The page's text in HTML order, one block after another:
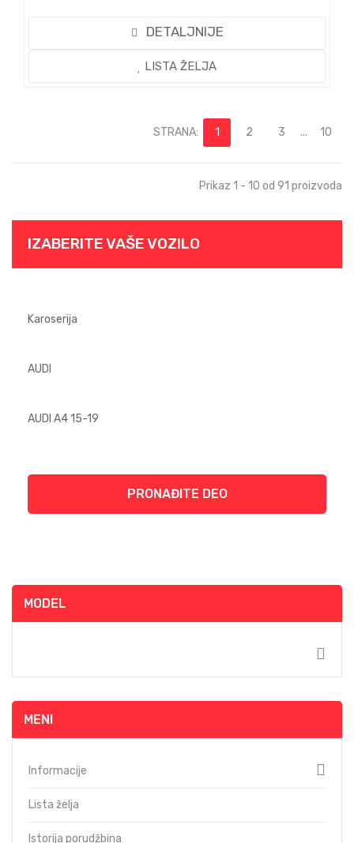
IZABERITE VAŠE VOZILO
PRONAĐITE DEO
MODEL
MENI
Informacije
Lista želja
Istorija porudžbina
DETALJNIJE
LISTA ŽELJA
STRANA: 1 2 3 ... 10
Prikaz 1 - 10 od 91 proizvoda